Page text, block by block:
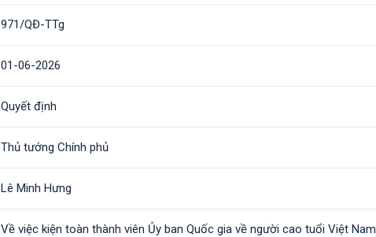
971/QĐ-TTg
01-06-2026
Quyết định
Thủ tướng Chính phủ
Lê Minh Hưng
Về việc kiện toàn thành viên Ủy ban Quốc gia về người cao tuổi Việt Nam